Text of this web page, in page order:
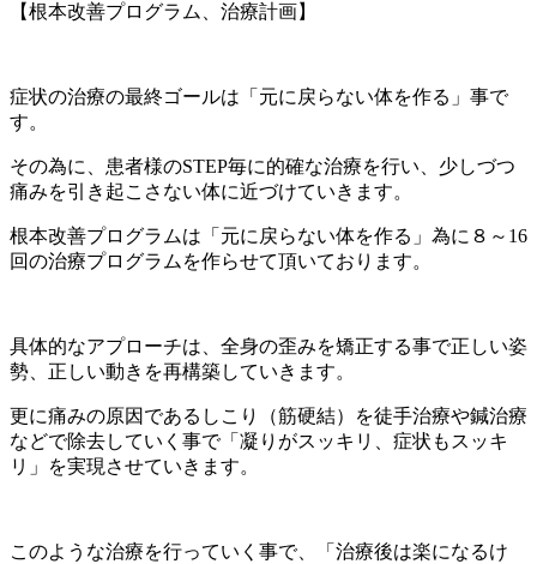
【根本改善プログラム、治療計画】
症状の治療の最終ゴールは「元に戻らない体を作る」事で
す。
その為に、患者様のSTEP毎に的確な治療を行い、少しづつ
痛みを引き起こさない体に近づけていきます。
根本改善プログラムは「元に戻らない体を作る」為に８～16
回の治療プログラムを作らせて頂いております。
具体的なアプローチは、全身の歪みを矯正する事で正しい姿
勢、正しい動きを再構築していきます。
更に痛みの原因であるしこり（筋硬結）を徒手治療や鍼治療
などで除去していく事で「凝りがスッキリ、症状もスッキ
リ」を実現させていきます。
このような治療を行っていく事で、「治療後は楽になるけ